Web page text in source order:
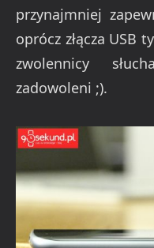
przynajmniej
oprócz złącza USB
zwolennicy
zadowoleni ;).